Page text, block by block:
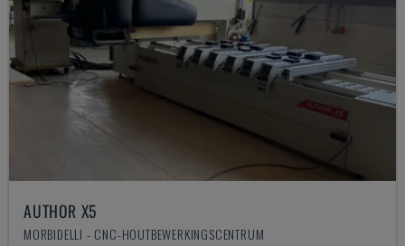
AUTHOR X5
MORBIDELLI - CNC-HOUTBEWERKINGSCENTRUM